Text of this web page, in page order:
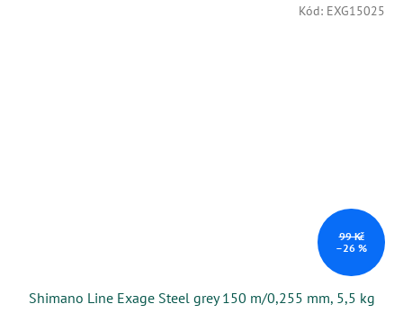
99 Kč
–26 %
Shimano Line Exage Steel grey 150 m/0,255 mm, 5,5 kg
Kód: EXG15025